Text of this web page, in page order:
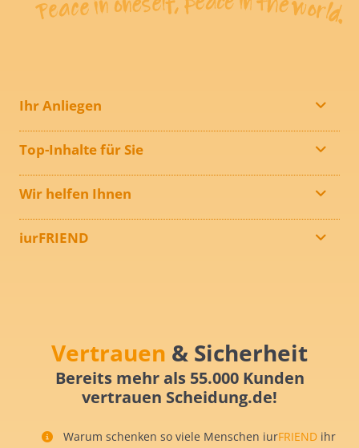
Ihr Anliegen
Top-Inhalte für Sie
Wir helfen Ihnen
iurFRIEND
Vertrauen & Sicherheit
Bereits mehr als 55.000 Kunden
vertrauen Scheidung.de!
Warum schenken so viele Menschen iurFRIEND ihr